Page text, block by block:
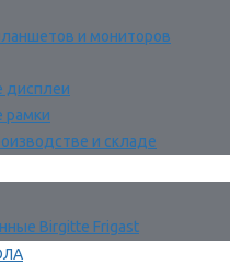
и мониторов
дисплеи
рамки
и складе
Birgitte Frigast